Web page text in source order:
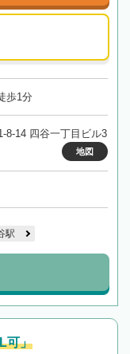
歩1分
8-14 四谷一丁目ビル3
地図
駅
可」